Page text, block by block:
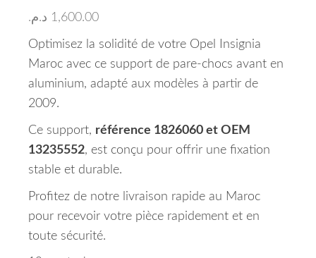
1,600.00 د.م.
Optimisez la solidité de votre Opel Insignia
Maroc avec ce support de pare-chocs avant en
aluminium, adapté aux modèles à partir de
2009.
Ce support, référence 1826060 et OEM
13235552, est conçu pour offrir une fixation
stable et durable.
Profitez de notre livraison rapide au Maroc
pour recevoir votre pièce rapidement et en
toute sécurité.